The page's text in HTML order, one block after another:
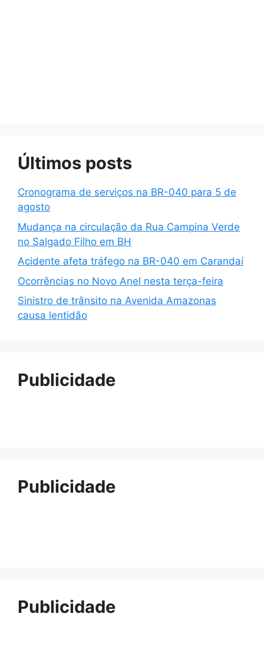
Últimos posts
Cronograma de serviços na BR-040 para 5 de
agosto
Mudança na circulação da Rua Campina Verde
no Salgado Filho em BH
Acidente afeta tráfego na BR-040 em Carandaí
Ocorrências no Novo Anel nesta terça-feira
Sinistro de trânsito na Avenida Amazonas
causa lentidão
Publicidade
Publicidade
Publicidade